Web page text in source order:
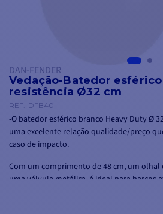
DAN-FENDER
Vedação-Batedor
resistência Ø32 cm
REF. DFB40
-O batedor esférico branco Heavy Duty Ø
uma excelente relação qualidade/preço
caso de impacto.
Com um comprimento de 48 cm, um olhal
uma válvula metálica, é ideal para barcos